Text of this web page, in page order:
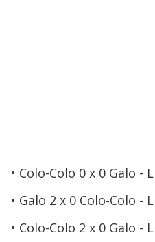
Colo-Colo 0 x 0 Galo -
Galo 2 x 0 Colo-Colo -
Colo-Colo 2 x 0 Galo -